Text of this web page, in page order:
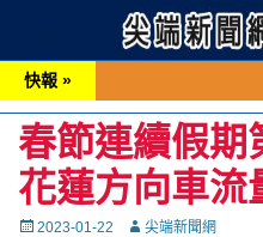
快報 »
春節連續假期
花蓮方向車流
Posted
2023-01-22 Autor尖端新聞網